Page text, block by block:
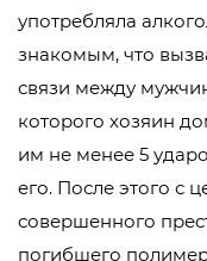
употребляла
знакомым, что
связи между
которого хозяин
им не менее 5
его. После этого с
совершенного
погибшего